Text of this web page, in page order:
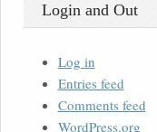
Login and Out
Log in
Entries feed
Comments feed
WordPress.org